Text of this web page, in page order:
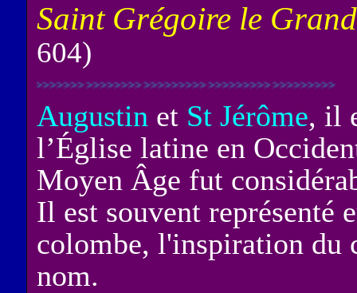
Saint Grégoire le Grand
604)
Augustin et St Jérôme, il
l’Église latine en
Moyen Âge fut
Il est souvent représenté
colombe, l'inspiration du
nom.